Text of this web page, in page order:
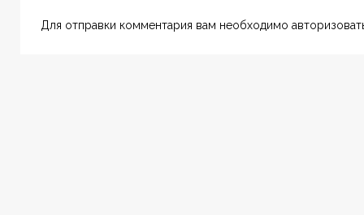
Для отправки комментария вам необходимо